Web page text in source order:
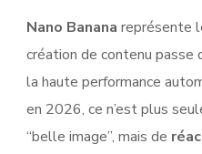
Nano Banana représente
création de contenu passe
la haute performance
en 2026, ce n’est plus
“belle image”, mais de